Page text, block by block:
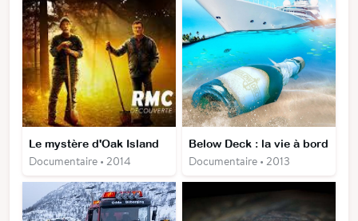
Le mystère d'Oak Island
Documentaire • 2014
Below Deck : la vie à bord
Documentaire • 2013